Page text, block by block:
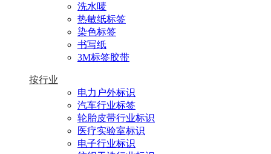
洗水唛
热敏纸标签
染色标签
书写纸
3M标签胶带
按行业
电力户外标识
汽车行业标签
轮胎皮带行业标识
医疗实验室标识
电子行业标识